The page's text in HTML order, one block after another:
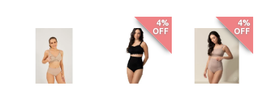
4%
OFF
4%
OFF